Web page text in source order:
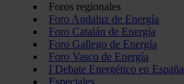
Foros regionales
Foro Andaluz de Energía
Foro Catalán de Energía
Foro Gallego de Energía
Foro Vasco de Energía
I Debate Energético en España
Especiales